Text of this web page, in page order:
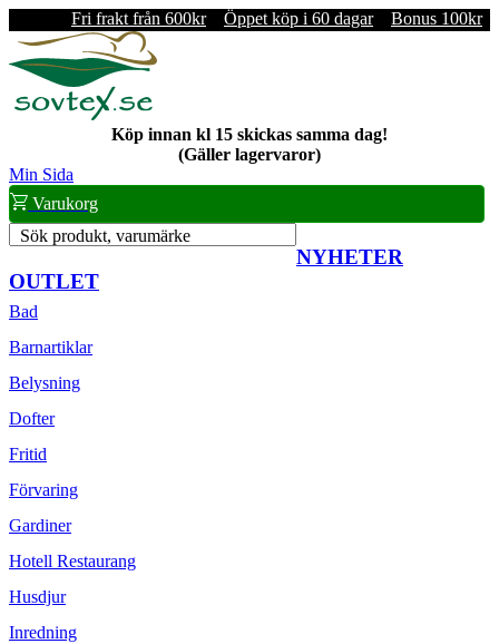
Fri frakt från 600kr Öppet köp i 60 dagar Bonus 100kr
Köp innan kl 15 skickas samma dag!
(Gäller lagervaror)
Min Sida
Varukorg
Sök produkt, varumärke
NYHETER
OUTLET
Bad
Barnartiklar
Belysning
Dofter
Fritid
Förvaring
Gardiner
Hotell Restaurang
Husdjur
Inredning